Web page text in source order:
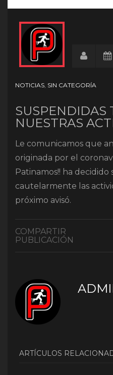
NOTICIAS SIN CATEGORÍA
SUSPENDIDAS
NUESTRAS
Le comunicamos que
originada por el
Patinamos!! ha decidido
cautelarmente las
próximo avisó.
COMPARTIR
PUBLICACIÓN
ARTÍCULOS